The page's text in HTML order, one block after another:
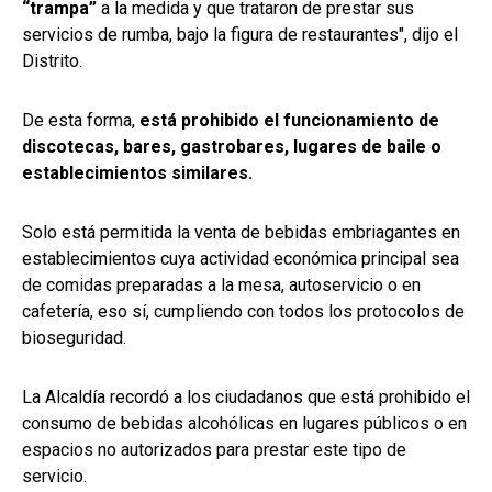
“trampa” a la medida y que trataron de prestar sus
servicios de rumba, bajo la figura de restaurantes", dijo el
Distrito.
De esta forma, está prohibido el funcionamiento de
discotecas, bares, gastrobares, lugares de baile o
establecimientos similares.
Solo está permitida la venta de bebidas embriagantes en
establecimientos cuya actividad económica principal sea
de comidas preparadas a la mesa, autoservicio o en
cafetería, eso sí, cumpliendo con todos los protocolos de
bioseguridad.
La Alcaldía recordó a los ciudadanos que está prohibido el
consumo de bebidas alcohólicas en lugares públicos o en
espacios no autorizados para prestar este tipo de
servicio.